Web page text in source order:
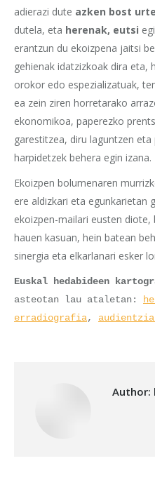
adierazi dute azken bost
dutela, eta herenak, eutsi
erantzun du ekoizpena jaitsi
gehienak idatzizkoak dira eta,
orokor edo espezializatuak,
ea zein ziren horretarako
ekonomikoa, paperezko
garestitzea, diru laguntzen
harpidetzek behera egin izana.
Ekoizpen bolumenaren
ere aldizkari eta egunkarietan
ekoizpen-mailari eusten
hauen kasuan, hein batean
sinergia eta elkarlanari esker
Euskal hedabideen
asteotan lau ataletan:
erradiografia,
Author: